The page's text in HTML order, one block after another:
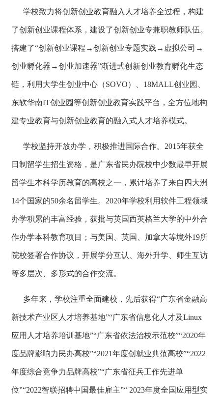
学校致力将创新创业教育融入人才培养全过程，构建
了创新创业课程体系，建设了创新创业专兼职教师队伍。
搭建了“创新创业课程→创新创业专题实践→虚拟公司→
创业孵化器→创业加速器”渐进式创新创业教育孵化生态
链，利用大学生创业中心（SOVO）、18MALL创业园、
东软华南IT创业园等创新创业教育实践平台，全方位地构
建专业教育与创新创业教育的融入式人才培养模式。
学校坚持开放办学，积极推进国际合作。2015年获全
日制留学生招生资格，是广东省民办院校中少数最早开展
留学生本科学历教育的高校之一，累计培养了来自四大洲
14个国家的50余名留学生。2020年学校利用软件工程领域
办学积累的丰富经验，获批与英国西英格兰大学的中外合
作办学本科教育项目；与美国、英国、加拿大等境外19所
院校签署合作协议，开展学分互认、海外升学、师生互访
等多层次、多形式的合作交流。
多年来，学校注重全面建校，先后获得“广东省金融高
新技术产业区人才培养基地”“广东省信息化人才及Linux
应用人才培养培训基地”“广东省依法治校示范校”“2020年
度品牌影响力民办高校”“2021年度创就业典范高校”“2022
年度综合竞争力品牌高校”“广东省征兵工作先进单
位”“2022智联招聘中国最佳雇主”“ 2023年度全国应用型实